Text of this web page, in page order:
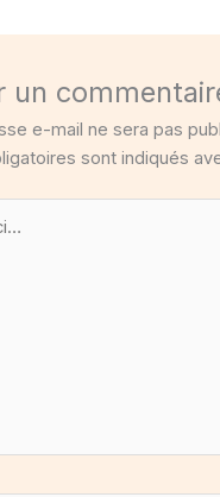
un
e-mail ne sera pas
sont indiqués